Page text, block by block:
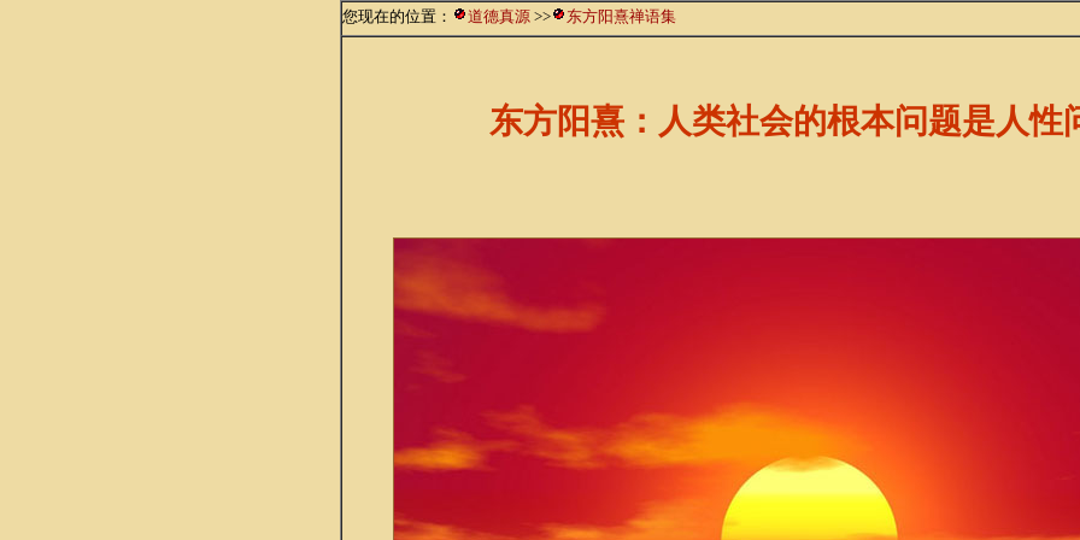
您现在的位置： 道德真源 >> 东方阳熹禅语集
东方阳熹：人类社会的根本问题是人性